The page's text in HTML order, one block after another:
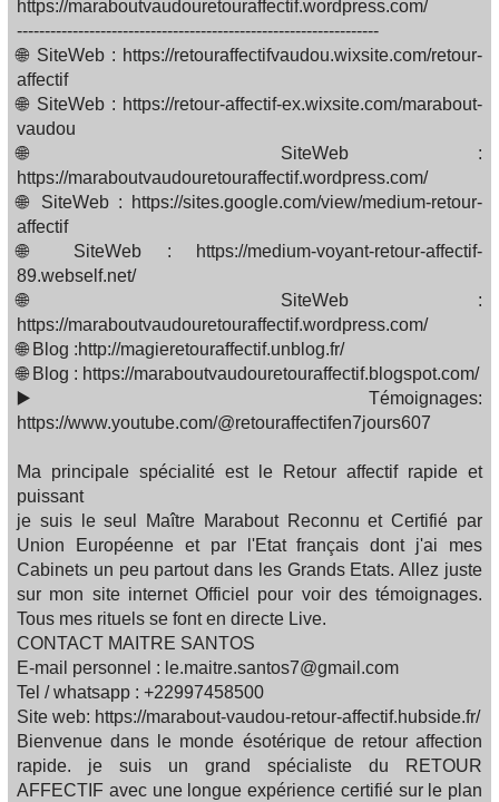
https://maraboutvaudouretouraffectif.wordpress.com/
-----------------------------------------------------------------
🌐 SiteWeb : https://retouraffectifvaudou.wixsite.com/retour-
affectif
🌐 SiteWeb : https://retour-affectif-ex.wixsite.com/marabout-
vaudou
🌐 SiteWeb :
https://maraboutvaudouretouraffectif.wordpress.com/
🌐 SiteWeb : https://sites.google.com/view/medium-retour-
affectif
🌐 SiteWeb : https://medium-voyant-retour-affectif-
89.webself.net/
🌐 SiteWeb :
https://maraboutvaudouretouraffectif.wordpress.com/
🌐 Blog :http://magieretouraffectif.unblog.fr/
🌐 Blog : https://maraboutvaudouretouraffectif.blogspot.com/
▶️ Témoignages:
https://www.youtube.com/@retouraffectifen7jours607
Ma principale spécialité est le Retour affectif rapide et
puissant
je suis le seul Maître Marabout Reconnu et Certifié par
Union Européenne et par l'Etat français dont j'ai mes
Cabinets un peu partout dans les Grands Etats. Allez juste
sur mon site internet Officiel pour voir des témoignages.
Tous mes rituels se font en directe Live.
CONTACT MAITRE SANTOS
E-mail personnel : le.maitre.santos7@gmail.com
Tel / whatsapp : +22997458500
Site web: https://marabout-vaudou-retour-affectif.hubside.fr/
Bienvenue dans le monde ésotérique de retour affection
rapide. je suis un grand spécialiste du RETOUR
AFFECTIF avec une longue expérience certifié sur le plan